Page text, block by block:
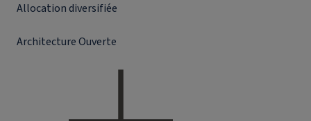
Allocation diversifiée
Architecture Ouverte